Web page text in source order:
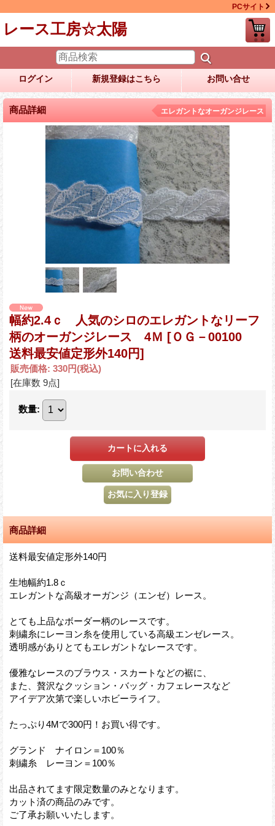
PCサイト
レース工房☆太陽
ログイン 新規登録はこちら お問い合せ
商品詳細 エレガントなオーガンジレース
幅約2.4ｃ 人気のシロのエレガントなリーフ
柄のオーガンジレース 4Ｍ [ＯＧ－00100
送料最安値定形外140円]
販売価格: 330円(税込)
[在庫数 9点]
数量:
商品詳細
送料最安値定形外140円
生地幅約1.8ｃ
エレガントな高級オーガンジ（エンゼ）レース。
とても上品なボーダー柄のレースです。
刺繍糸にレーヨン糸を使用している高級エンゼレース。
透明感がありとてもエレガントなレースです。
優雅なレースのブラウス・スカートなどの裾に、
また、贅沢なクッション・バッグ・カフェレースなど
アイデア次第で楽しいホビーライフ。
たっぷり4Mで300円！お買い得です。
グランド ナイロン＝100％
刺繍糸 レーヨン＝100％
出品されてます限定数量のみとなります。
カット済の商品のみです。
ご了承お願いいたします。